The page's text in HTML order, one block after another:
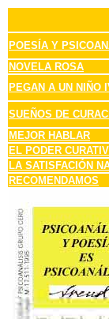
POESÍA Y
NOVELA ROSA
PEGAN A UN NIÑO
SUEÑOS DE
MEJOR HABLAR
EL PODER
LA SATISFACIÓN
RECOMENDAMOS